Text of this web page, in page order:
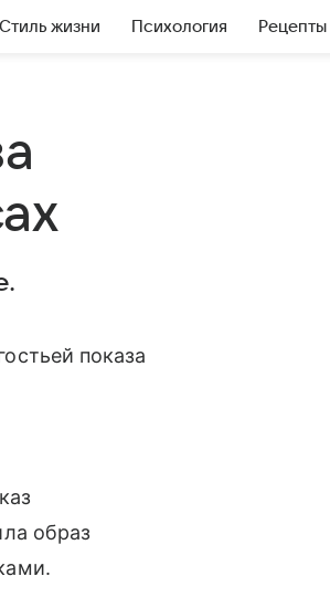
Стиль жизни Психология Рецепты
показа
образ